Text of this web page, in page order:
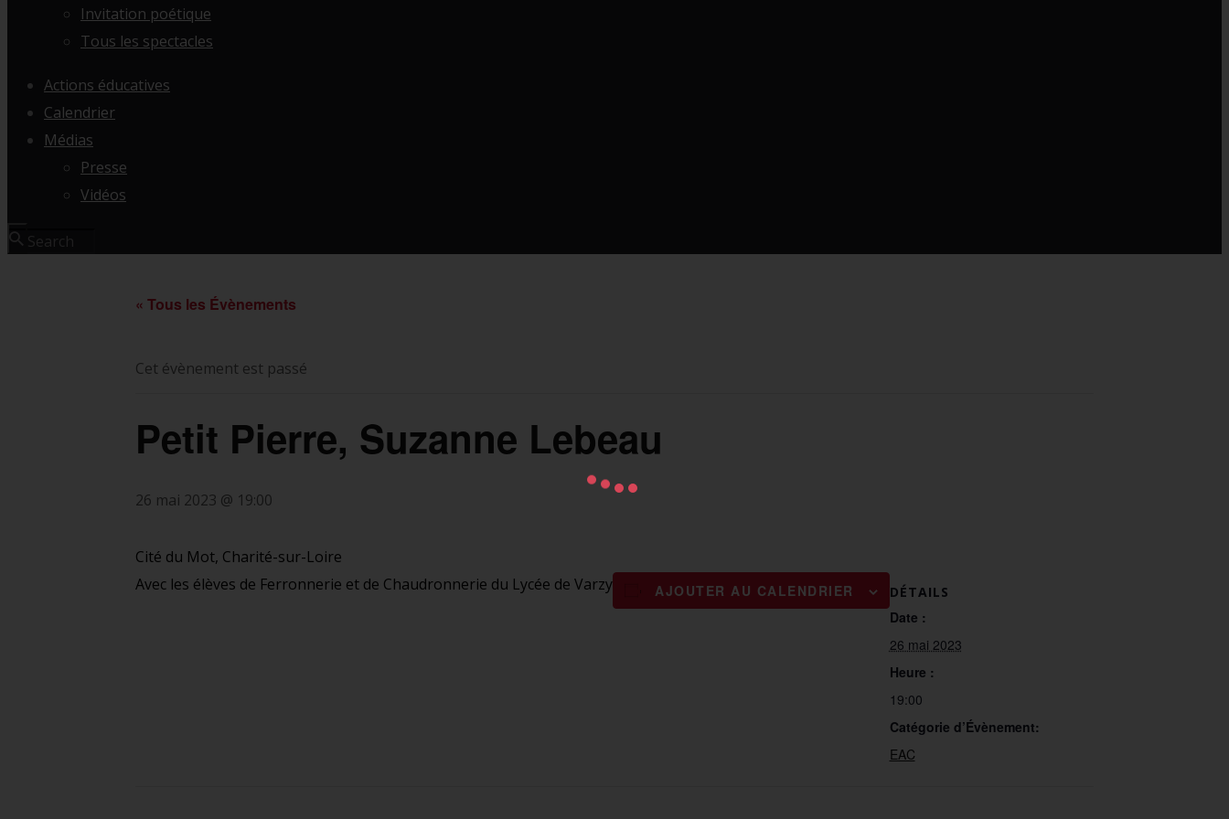
Invitation poétique
Tous les spectacles
Actions éducatives
Calendrier
Médias
Presse
Vidéos
« Tous les Évènements
Cet évènement est passé
Petit Pierre, Suzanne Lebeau
26 mai 2023 @ 19:00
Cité du Mot, Charité-sur-Loire
Avec les élèves de Ferronnerie et de Chaudronnerie du Lycée de Varzy
AJOUTER AU CALENDRIER DÉTAILS
Date :
26 mai 2023
Heure :
19:00
Catégorie d’Évènement:
EAC